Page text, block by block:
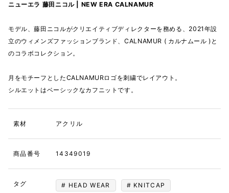
ニューエラ 藤田ニコル | NEW ERA CALNAMUR
モデル、藤田ニコルがクリエイティブディレクターを務める、2021年設
立のウィメンズファッションブランド、CALNAMUR ( カルナムール )と
のコラボコレクション。
月をモチーフとしたCALNAMURロゴを刺繍でレイアウト。
シルエットはベーシックなカフニットです。
素材 アクリル
商品番号 14349019
タグ HEAD WEAR KNITCAP